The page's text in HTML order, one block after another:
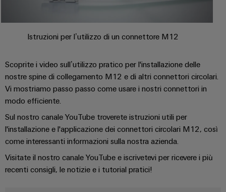
Istruzioni per l’utilizzo di un connettore M12
Scoprite i video sull’utilizzo pratico per l'installazione delle
nostre spine di collegamento M12 e di altri connettori circolari.
Vi mostriamo passo passo come usare i nostri connettori in
modo efficiente.
Sul nostro canale YouTube troverete istruzioni utili per
l'installazione e l'applicazione dei connettori circolari M12, così
come interessanti informazioni sulla nostra azienda.
Visitate il nostro canale YouTube e iscrivetevi per ricevere i più
recenti consigli, le notizie e i tutorial pratici!